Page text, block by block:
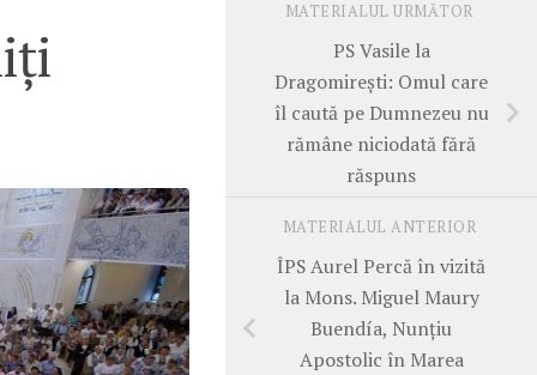
MATERIALUL URMĂTOR
PS Vasile la
Dragomirești: Omul care
îl caută pe Dumnezeu nu
rămâne niciodată fără
răspuns
MATERIALUL ANTERIOR
ÎPS Aurel Percă în vizită
la Mons. Miguel Maury
Buendía, Nunțiu
Apostolic în Marea